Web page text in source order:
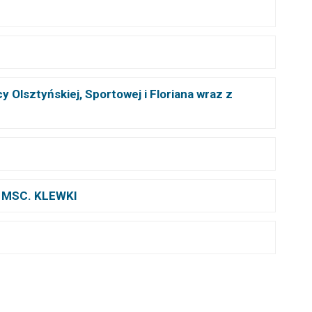
Olsztyńskiej, Sportowej i Floriana wraz z
KLEWKI